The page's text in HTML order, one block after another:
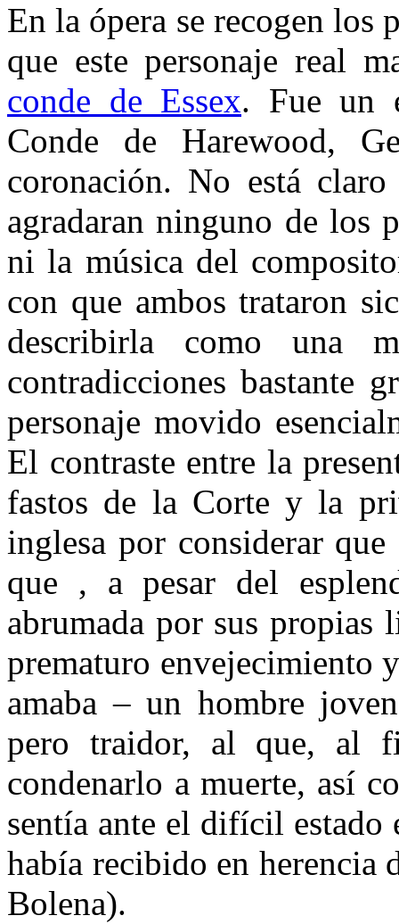
En la ópera se recogen los
que este personaje real
conde de Essex. Fue un
Conde de Harewood,
coronación. No está
agradaran ninguno de los
ni la música del
con que ambos trataron
describirla como una
contradicciones bastante
personaje movido
El contraste entre la
fastos de la Corte y la
inglesa por considerar
que , a pesar del
abrumada por sus propias
prematuro envejecimiento
amaba – un hombre
pero traidor, al que, al
condenarlo a muerte, así
sentía ante el difícil estado
había recibido en herencia
Bolena).